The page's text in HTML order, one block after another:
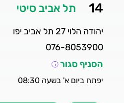
על סניף 14 - תל אביב סיטי
14 תל אביב סיטי
יהודה הלוי 27 תל אביב יפו
076-8053900
הסניף סגור
יפתח ביום א' בשעה 08:30